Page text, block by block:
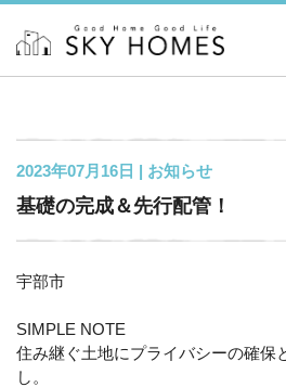
2023年07月16日 | お知らせ
基礎の完成＆先行配管！
宇部市
SIMPLE NOTE
住み継ぐ土地にプライバシーの確保
し。